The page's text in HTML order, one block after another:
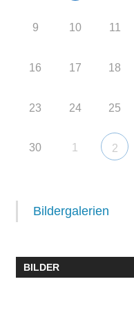
9 10 11
16 17 18
23 24 25
30 1 2
Bildergalerien
BILDER